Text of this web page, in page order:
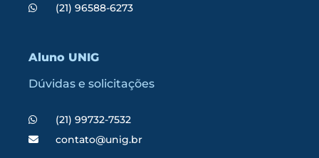
(21) 96588-6273
Aluno UNIG
Dúvidas e solicitações
(21) 99732-7532
contato@unig.br